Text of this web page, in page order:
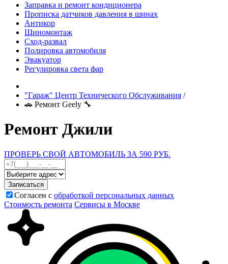
Заправка и ремонт кондиционера
Прописка датчиков давления в шинах
Антикор
Шиномонтаж
Сход-развал
Полировка автомобиля
Эвакуатор
Регулировка света фар
"Гараж" Центр Технического Обслуживания /
🚗 Ремонт Geely 🔧
Ремонт Джили
ПРОВЕРЬ СВОЙ АВТОМОБИЛЬ ЗА 590 РУБ.
Записаться
Согласен с обработкой персональных данных
Стоимость ремонта Сервисы в Москве